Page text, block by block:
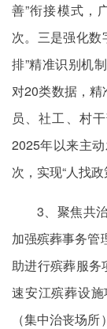
善”衔接模式，
次。三是强化数
排”精准识别机
对20类数据，
员、社工、村
2025年以来主
次，实现“人找政
3、聚焦共
加强殡葬事务管
助进行殡葬服务
速安江殡葬设
（集中治丧场